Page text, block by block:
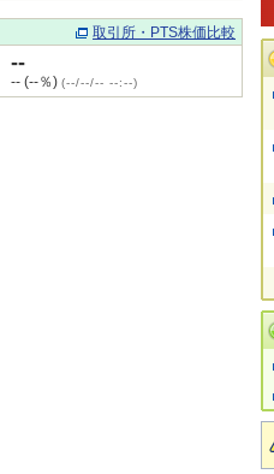
取引所・PTS株価比較
--
-- (--％) (--/--/-- --:--)